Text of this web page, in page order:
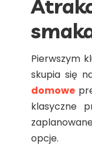
Pierwszym
skupia się
domowe
klasyczne
opcje.